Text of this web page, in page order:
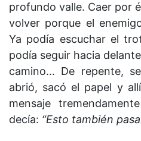
profundo valle. Caer por
volver porque el
Ya podía escuchar el
podía seguir hacia
camino… De repente,
abrió, sacó el papel y
mensaje
decía: “Esto también